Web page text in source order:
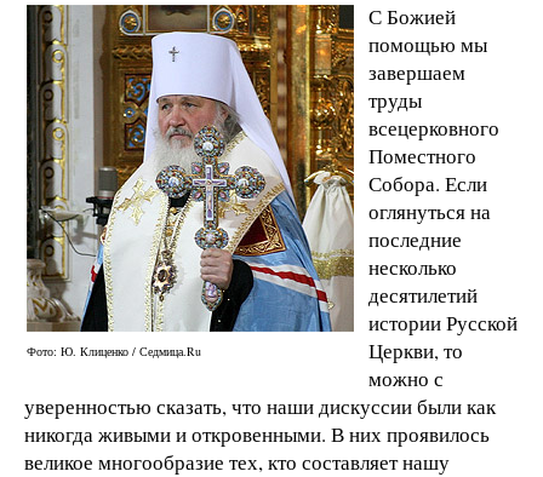
Фото: Ю. Клиценко / Седмица.Ru
С Божией
помощью мы
завершаем
труды
всецерковного
Поместного
Собора. Если
оглянуться на
последние
несколько
десятилетий
истории Русской
Церкви, то
можно с
уверенностью сказать, что наши дискуссии были как
никогда живыми и откровенными. В них проявилось
великое многообразие тех, кто составляет нашу